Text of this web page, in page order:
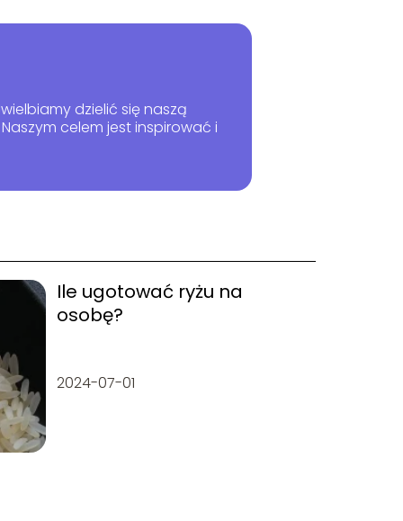
dzielić się naszą
celem jest inspirować i
Ile ugotować ryżu na
osobę?
2024-07-01